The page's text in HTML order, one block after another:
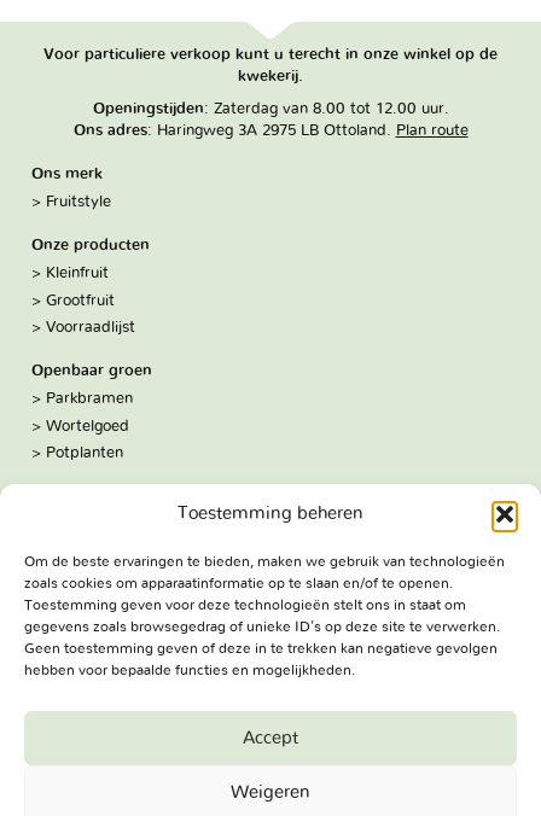
Toestemming beheren
Om de beste ervaringen te bieden, maken we gebruik van technologieën
zoals cookies om apparaatinformatie op te slaan en/of te openen.
Toestemming geven voor deze technologieën stelt ons in staat om
gegevens zoals browsegedrag of unieke ID's op deze site te verwerken.
Geen toestemming geven of deze in te trekken kan negatieve gevolgen
hebben voor bepaalde functies en mogelijkheden.
Accept
Weigeren
Voor particuliere verkoop kunt u terecht in onze winkel op de
kwekerij.
Openingstijden: Zaterdag van 8.00 tot 12.00 uur.
Ons adres: Haringweg 3A 2975 LB Ottoland. Plan route
Ons merk
Fruitstyle
Onze producten
Kleinfruit
Grootfruit
Voorraadlijst
Openbaar groen
Parkbramen
Wortelgoed
Potplanten
Volg ons:
Facebook
Bezoekadres
Haringweg 3A
2975 LB Ottoland
Reserved.